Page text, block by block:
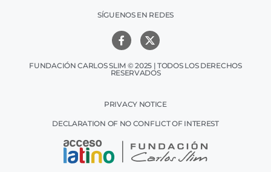
SÍGUENOS EN REDES
FUNDACIÓN CARLOS SLIM © 2025 | TODOS LOS DERECHOS
RESERVADOS
PRIVACY NOTICE
DECLARATION OF NO CONFLICT OF INTEREST